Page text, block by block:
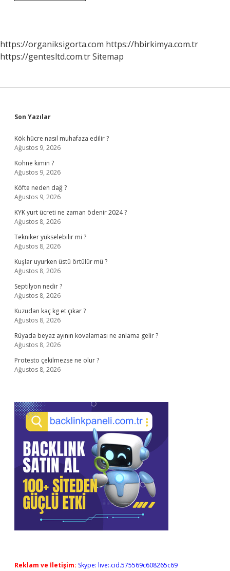
Gelir
https://organiksigorta.com https://hbirkimya.com.tr
https://gentesltd.com.trSitemap
Sidebar
Son Yazılar
Kök hücre nasıl muhafaza edilir ?
Ağustos 9, 2026
Köhne kimin ?
Ağustos 9, 2026
Köfte neden dağ ?
Ağustos 9, 2026
KYK yurt ücreti ne zaman ödenir 2024 ?
Ağustos 8, 2026
Tekniker yükselebilir mi ?
Ağustos 8, 2026
Kuşlar uyurken üstü örtülür mü ?
Ağustos 8, 2026
Septilyon nedir ?
Ağustos 8, 2026
Kuzudan kaç kg et çıkar ?
Ağustos 8, 2026
Rüyada beyaz ayının kovalaması ne anlama gelir ?
Ağustos 8, 2026
Protesto çekilmezse ne olur ?
Ağustos 8, 2026
Reklam ve İletişim: Skype: live:.cid.575569c608265c69